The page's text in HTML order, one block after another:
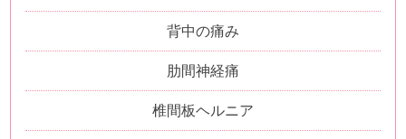
背中の痛み
肋間神経痛
椎間板ヘルニア